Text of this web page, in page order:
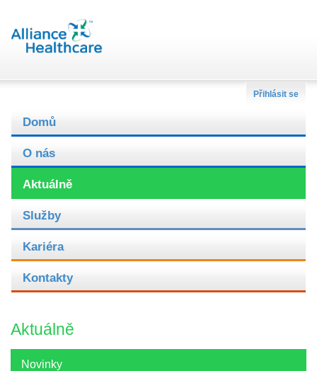
Přihlásit se
Domů
O nás
Aktuálně
Služby
Kariéra
Kontakty
Aktuálně
Novinky